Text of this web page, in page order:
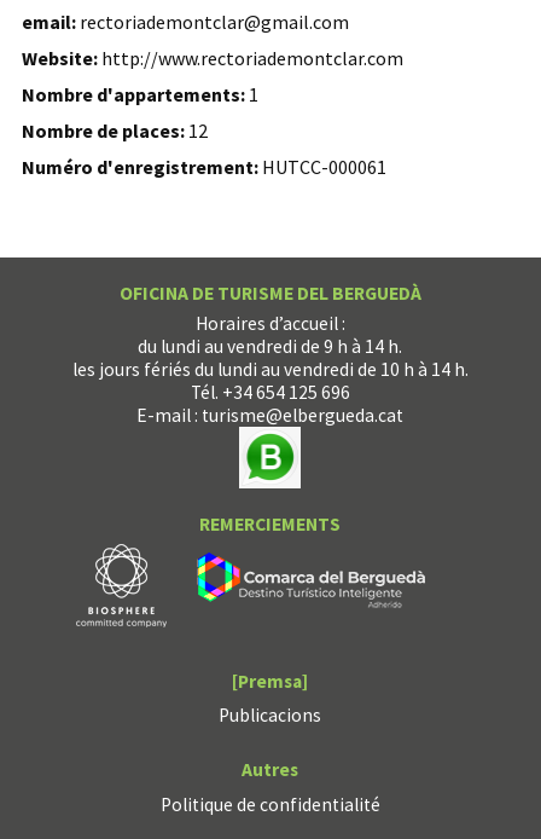
email: rectoriademontclar@gmail.com
Website: http://www.rectoriademontclar.com
Nombre d'appartements: 1
Nombre de places: 12
Numéro d'enregistrement: HUTCC-000061
OFICINA DE TURISME DEL BERGUEDÀ
Horaires d’accueil :
du lundi au vendredi de 9 h à 14 h.
les jours fériés du lundi au vendredi de 10 h à 14 h.
Tél. +34 654 125 696
E-mail : turisme@elbergueda.cat
REMERCIEMENTS
[Premsa]
Publicacions
Autres
Politique de confidentialité